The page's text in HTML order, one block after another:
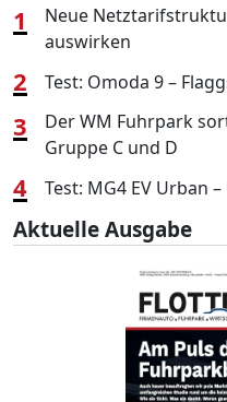
1
Neue
auswirken
2 Test: Omoda 9 –
3
Der WM Fuhrpark
Gruppe C und D
4 Test: MG4 EV Urban
Aktuelle Ausgabe